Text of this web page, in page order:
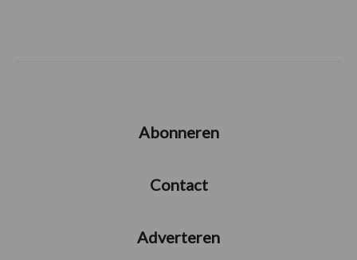
Abonneren
Contact
Adverteren